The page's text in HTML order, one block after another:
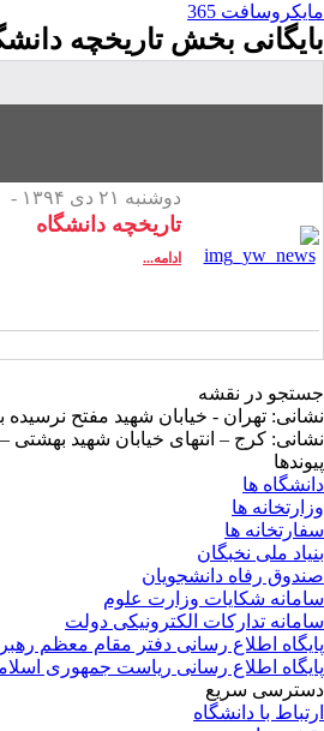
مایکروسافت 365
بایگانی بخش تاریخچه
دوشنبه ۲۱ دی ۱۳۹۴ -
تاریخچه دانشگاه
ادامه...
جستجو در نقشه
نشانی: تهران - خیابان شهید مفتح نرسیده به
نشانی: کرج – انتهای خیابان شهید بهشتی
پیوندها
دانشگاه ها
وزارتخانه ها
سفارتخانه ها
بنیاد ملی نخبگان
صندوق رفاه دانشجویان
سامانه شکایات وزارت علوم
سامانه تدارکات الکترونیکی دولت
پایگاه اطلاع رسانی دفتر مقام معظم
پایگاه اطلاع رسانی ریاست جمهوری
دسترسی سریع
ارتباط با دانشگاه